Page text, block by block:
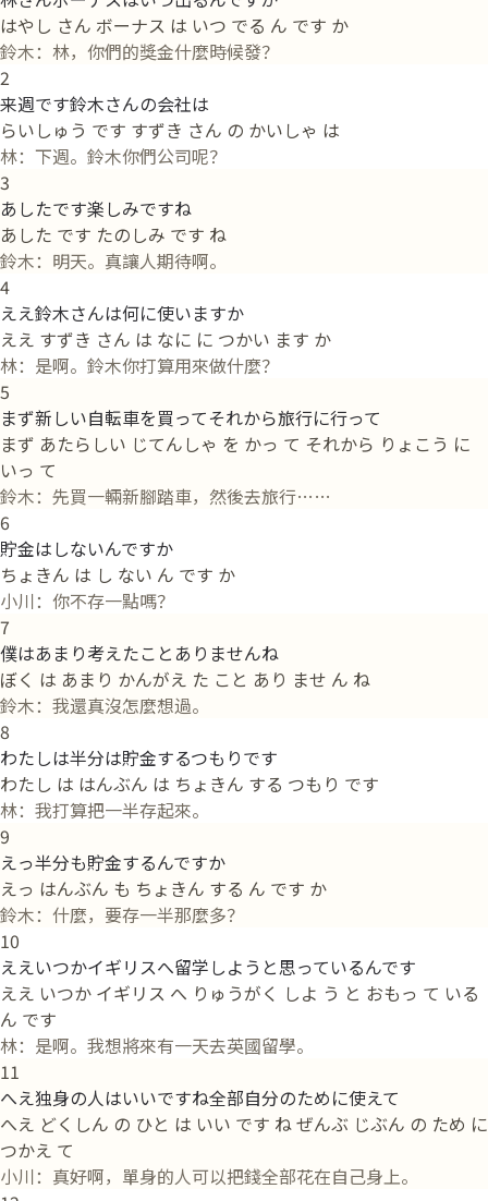
はやし さん ボーナス は いつ でる ん です か
鈴木：林，你們的獎金什麼時候發？
2
来週です鈴木さんの会社は
らいしゅう です すずき さん の かいしゃ は
林：下週。鈴木你們公司呢？
3
あしたです楽しみですね
あした です たのしみ です ね
鈴木：明天。真讓人期待啊。
4
ええ鈴木さんは何に使いますか
ええ すずき さん は なに に つかい ます か
林：是啊。鈴木你打算用來做什麼？
5
まず新しい自転車を買ってそれから旅行に行って
まず あたらしい じてんしゃ を かっ て それから りょこう に
いっ て
鈴木：先買一輛新腳踏車，然後去旅行……
6
貯金はしないんですか
ちょきん は し ない ん です か
小川：你不存一點嗎？
7
僕はあまり考えたことありませんね
ぼく は あまり かんがえ た こと あり ませ ん ね
鈴木：我還真沒怎麼想過。
8
わたしは半分は貯金するつもりです
わたし は はんぶん は ちょきん する つもり です
林：我打算把一半存起來。
9
えっ半分も貯金するんですか
えっ はんぶん も ちょきん する ん です か
鈴木：什麼，要存一半那麼多？
10
ええいつかイギリスへ留学しようと思っているんです
ええ いつか イギリス へ りゅうがく しよ う と おもっ て いる
ん です
林：是啊。我想將來有一天去英國留學。
11
へえ独身の人はいいですね全部自分のために使えて
へえ どくしん の ひと は いい です ね ぜんぶ じぶん の ため に
つかえ て
小川：真好啊，單身的人可以把錢全部花在自己身上。